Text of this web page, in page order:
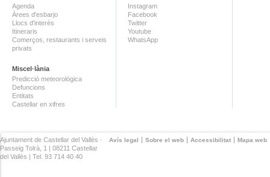
Agenda
Àrees d'esbarjo
Llocs d'interès
Itineraris
Comerços, restaurants i serveis
privats
Miscel·lània
Predicció meteorològica
Defuncions
Entitats
Castellar en xifres
Instagram
Facebook
Twitter
Youtube
WhatsApp
Avís legal Sobre el web Accessibilitat Mapa web
Ajuntament de Castellar del Vallès ·
Passeig Tolrà, 1 | 08211 Castellar
del Vallès | Tel. 93 714 40 40